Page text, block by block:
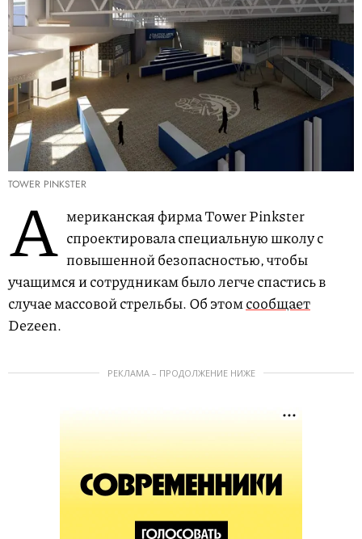
TOWER PINKSTER
А мериканская фирма Tower Pinkster
спроектировала специальную школу с
повышенной безопасностью, чтобы
учащимся и сотрудникам было легче спастись в
случае массовой стрельбы. Об этомсообщает
Dezeen.
РЕКЛАМА – ПРОДОЛЖЕНИЕ НИЖЕ